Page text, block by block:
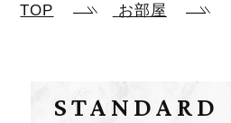
TOP お部屋
STANDARD